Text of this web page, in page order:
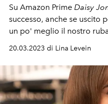
Su Amazon Prime Daisy
successo, anche se uscito
un po' meglio il nostro
20.03.2023 di Lina Levein